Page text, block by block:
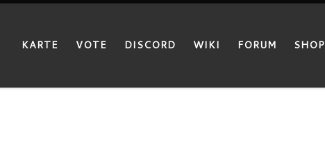
KARTE VOTE DISCORD WIKI FORUM SHOP